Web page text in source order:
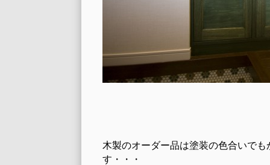
木製のオーダー品は塗装の色合いでも
す・・・